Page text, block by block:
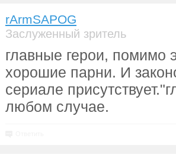
rArmSAPOG
Заслуженный зритель
главные герои, помимо
хорошие парни. И
сериале
любом случае.